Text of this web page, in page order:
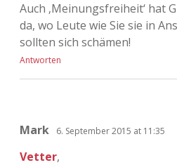
Auch ‚Meinungsfreiheit‘ hat
da, wo Leute wie Sie sie in
sollten sich schämen!
Antworten
Mark 6. September 2015 at 11:35
Vetter,